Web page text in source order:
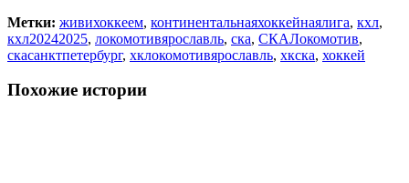
Метки: живихоккеем, континентальнаяхоккейнаялига, кхл,
кхл20242025, локомотивярославль, ска, СКАЛокомотив,
скасанктпетербург, хклокомотивярославль, хкска, хоккей
Похожие истории